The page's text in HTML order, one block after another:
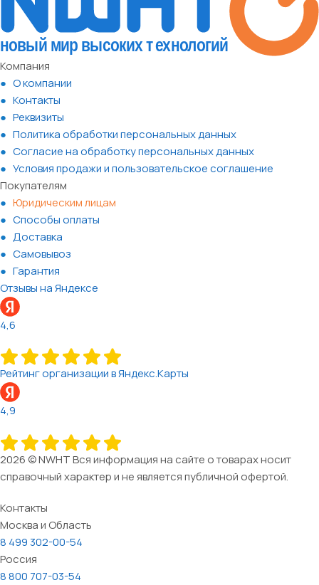
Компания
О компании
Контакты
Реквизиты
Политика обработки персональных данных
Согласие на обработку персональных данных
Условия продажи и пользовательское соглашение
Покупателям
Юридическим лицам
Способы оплаты
Доставка
Самовывоз
Гарантия
Отзывы на Яндексе
4,6
Рейтинг организации в Яндекс.Карты
4,9
2026 © NWHT Вся информация на сайте о товарах носит
справочный характер и не является публичной офертой.
Контакты
Москва и Область
8 499 302-00-54
Россия
8 800 707-03-54